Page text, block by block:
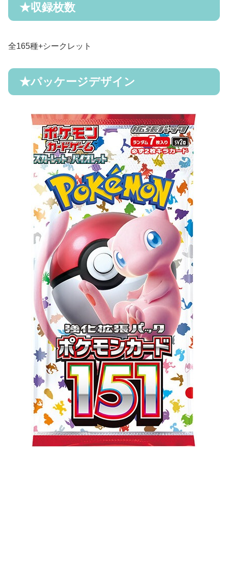
★収録枚数
全165種+シークレット
★パッケージデザイン